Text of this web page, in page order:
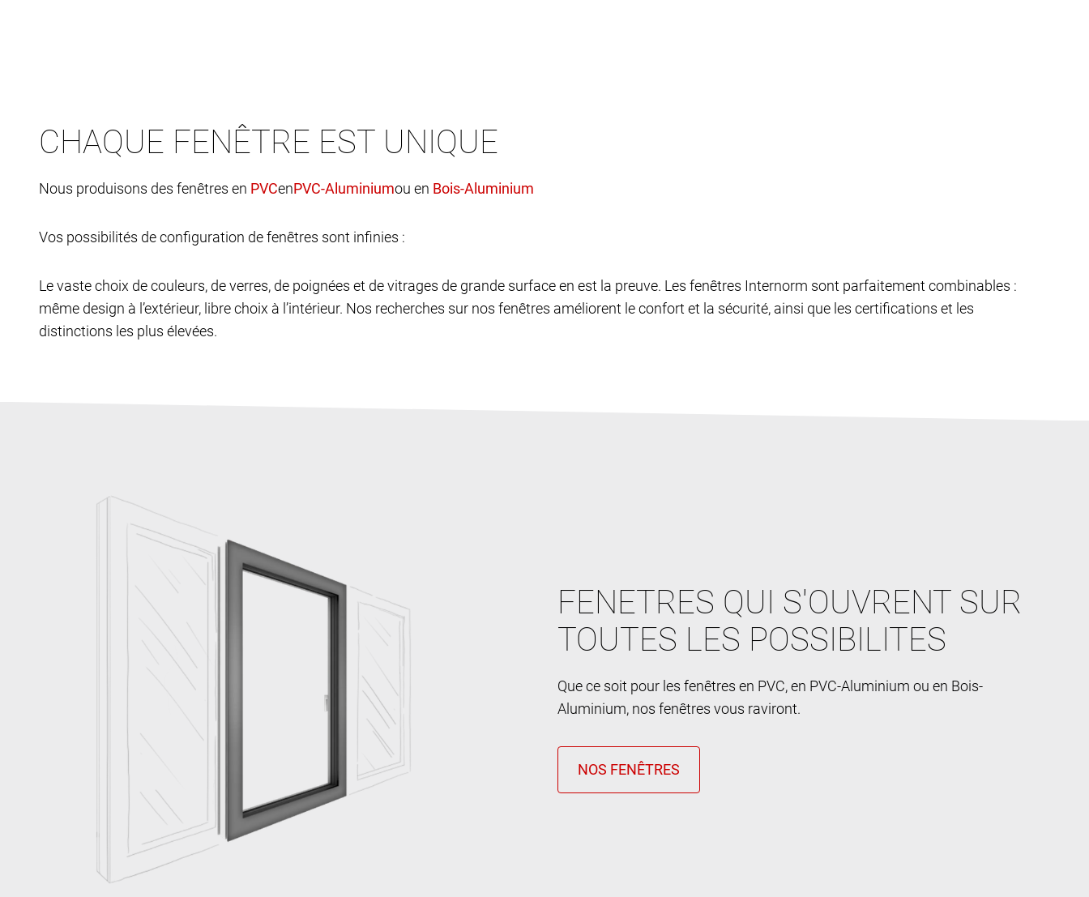
CHAQUE FENÊTRE EST UNIQUE
Nous produisons des fenêtres en en ou en
Vos possibilités de configuration de fenêtres sont infinies :
Le vaste choix de couleurs, de verres, de poignées et de vitrages de grande surface en est la preuve. Les fenêtres Internorm sont parfaitement combinables :
même design à l’extérieur, libre choix à l’intérieur. Nos recherches sur nos fenêtres améliorent le confort et la sécurité, ainsi que les certifications et les
distinctions les plus élevées.
FENETRES QUI S'OUVRENT SUR
TOUTES LES POSSIBILITES
Que ce soit pour les fenêtres en PVC, en PVC-Aluminium ou en Bois-
Aluminium, nos fenêtres vous raviront.